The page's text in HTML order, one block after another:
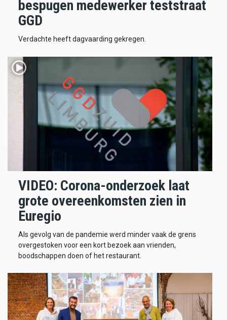
bespugen medewerker teststraat
GGD
Verdachte heeft dagvaarding gekregen.
VIDEO: Corona-onderzoek laat
grote overeenkomsten zien in
Euregio
Als gevolg van de pandemie werd minder vaak de grens
overgestoken voor een kort bezoek aan vrienden,
boodschappen doen of het restaurant.